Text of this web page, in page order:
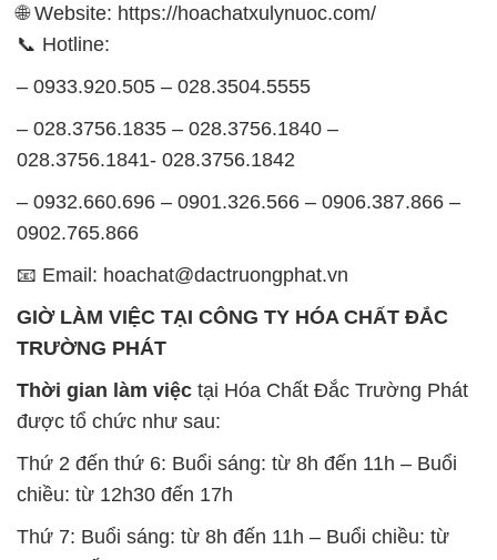
028.3756.1841- 028.3756.1842
0902.765.866
📧 Email: hoachat@dactruongphat.vn
TRƯỜNG PHÁT
được tổ chức như sau:
Thứ 2 đến thứ 6: Buổi sáng: từ 8h đến 11h – Buổi
chiều: từ 12h30 đến 17h
Thứ 7: Buổi sáng: từ 8h đến 11h – Buổi chiều: từ
12h30 đến 16h
Chủ nhật: Nghỉ chủ nhật hàng tuần
thủ giờ làm việc để đảm bảo sự hỗ trợ tốt nhất cho